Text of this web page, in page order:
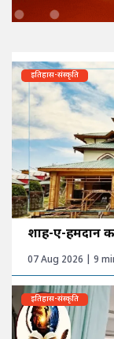
इतिहास-संस्कृति
शाह-ए-हमदान
07 Aug 2026 | 9
इतिहास-संस्कृति